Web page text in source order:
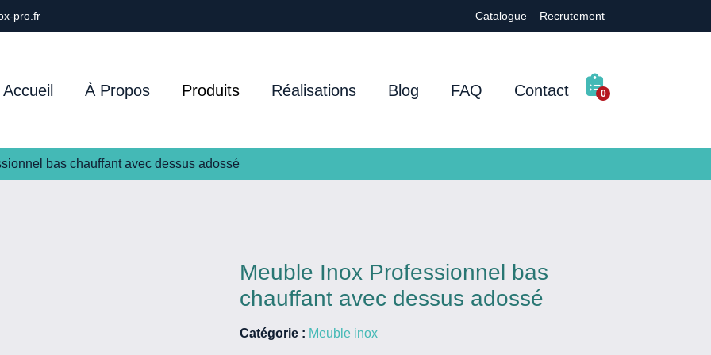
pro.fr Catalogue Recrutement
Accueil À Propos Produits Réalisations Blog FAQ Contact 0
bas chauffant avec dessus adossé
Meuble Inox Professionnel bas
chauffant avec dessus adossé
Catégorie : Meuble inox